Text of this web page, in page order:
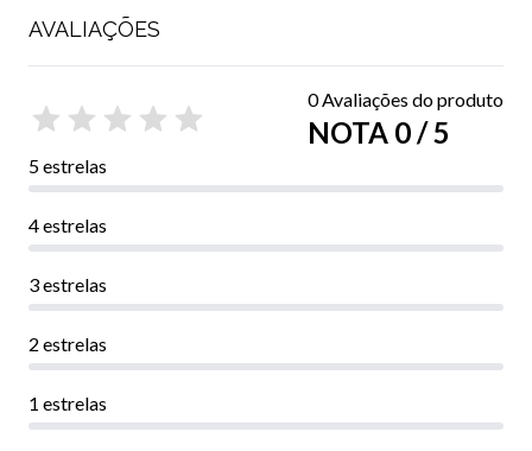
AVALIAÇÕES
0 Avaliações do produto
NOTA 0 / 5
5 estrelas
4 estrelas
3 estrelas
2 estrelas
1 estrelas